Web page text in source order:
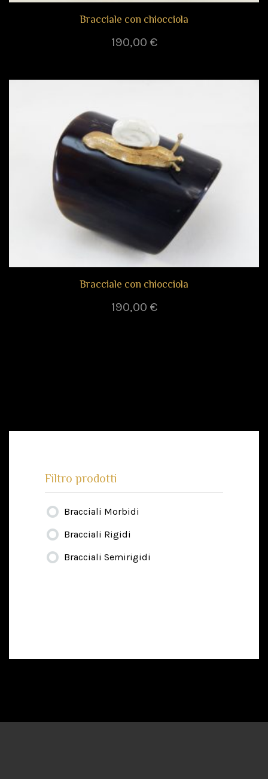
Bracciale con chiocciola
190,00 €
Bracciale con chiocciola
190,00 €
Filtro prodotti
Bracciali Morbidi
Bracciali Rigidi
Bracciali Semirigidi